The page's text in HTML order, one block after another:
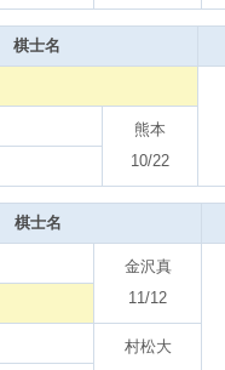
棋士名
熊本
10/22
棋士名
金沢真
11/12
村松大